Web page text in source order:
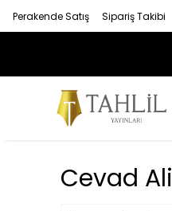
Perakende Satış Sipariş Takibi
Cevad Ali